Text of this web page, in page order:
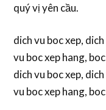
quý vị yên cầu.
dich vu boc xep,
vu boc xep hang,
dich vu boc xep,
vu boc xep hang,